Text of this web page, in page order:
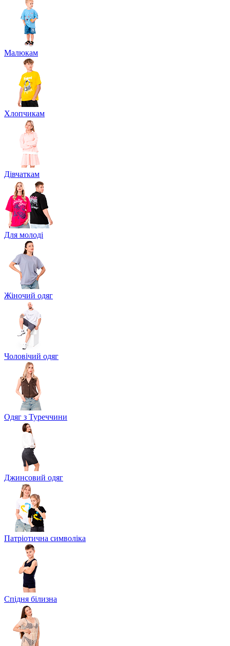
Малюкам
Хлопчикам
Дівчаткам
Для молоді
Жіночий одяг
Чоловічий одяг
Одяг з Туреччини
Джинсовий одяг
Патріотична символіка
Спідня білизна